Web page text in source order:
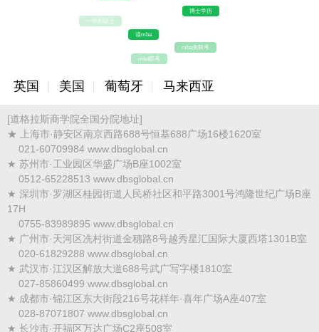
一年制硕士
博士学历
mba免联考
mba联考
读mba
英国 美国 葡萄牙 马来西亚
[道格拉斯商学院全国分院地址]
★ 上海市·静安区南京西路688号恒基688广场16楼1620室
021-60709984 www.dbsglobal.cn
★ 苏州市·工业园区华盛广场B座1002室
0512-65228513 www.dbsglobal.cn
★ 深圳市·罗湖区桂园街道人民桥社区和平路3001号鸿隆世纪广场B座
17H
0755-83989895 www.dbsglobal.cn
★ 广州市·天河区冼村街道金穗路8号越秀星汇国际大厦西塔1301B室
020-61829288 www.dbsglobal.cn
★ 武汉市·江汉区解放大道688号武广写字楼1810室
027-85860499 www.dbsglobal.cn
★ 成都市·锦江区东大街段216号花样年·喜年广场A座407室
028-87071807 www.dbsglobal.cn
★ 长沙市·开福区万达广场C2座508室